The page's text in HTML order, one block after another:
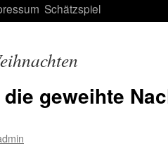
Schätzspiel
geweihte